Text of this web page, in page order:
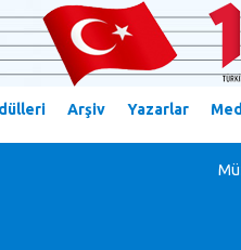
Arşiv Yazarlar